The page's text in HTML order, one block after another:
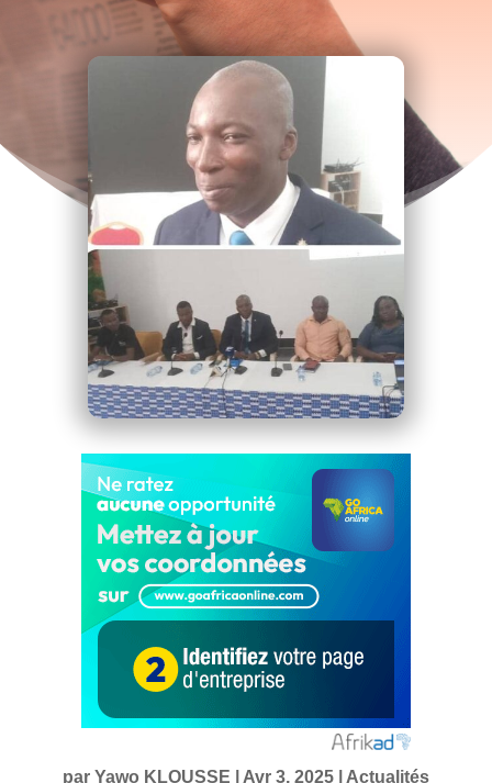
par Yawo KLOUSSE Avr 3, 2025| Actualités